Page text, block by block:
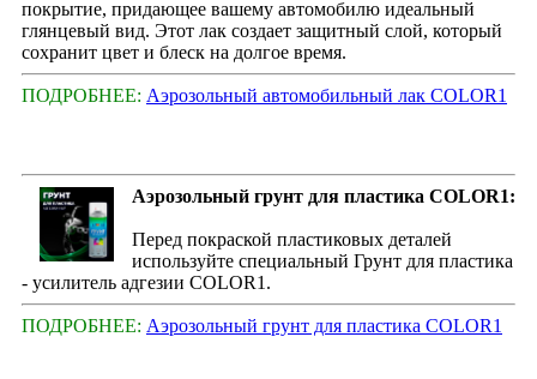
покрытие, придающее вашему автомобилю идеальный
глянцевый вид. Этот лак создает защитный слой, который
сохранит цвет и блеск на долгое время.
ПОДРОБНЕЕ: Аэрозольный автомобильный лак COLOR1
Аэрозольный грунт для пластика COLOR1:
Перед покраской пластиковых деталей
используйте специальный Грунт для пластика
- усилитель адгезии COLOR1.
ПОДРОБНЕЕ: Аэрозольный грунт для пластика COLOR1